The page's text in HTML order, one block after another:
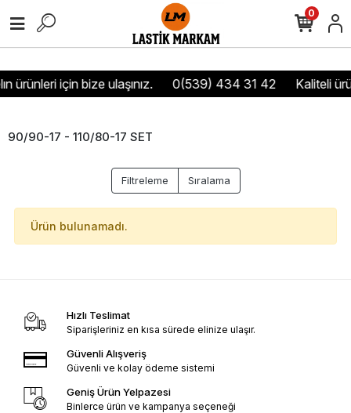
ürünleri için bize ulaşınız. 0(539) 434 31 42 Kaliteli
0
90/90-17 - 110/80-17 SET
Filtreleme Sıralama
Ürün bulunamadı.
Hızlı Teslimat
Siparişleriniz en kısa sürede elinize ulaşır.
Güvenli Alışveriş
Güvenli ve kolay ödeme sistemi
Geniş Ürün Yelpazesi
Binlerce ürün ve kampanya seçeneği